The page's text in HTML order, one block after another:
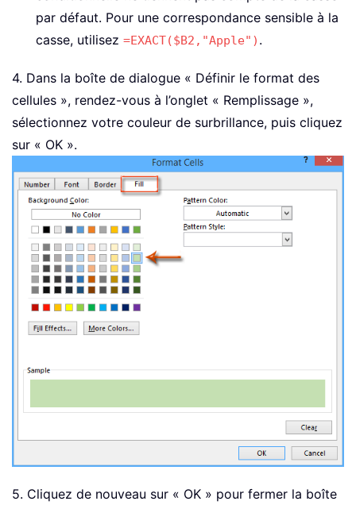
par défaut. Pour une correspondance sensible à la
casse, utilisez =EXACT($B2,"Apple") .
4. Dans la boîte de dialogue « Définir le format des
cellules », rendez-vous à l’onglet « Remplissage »,
sélectionnez votre couleur de surbrillance, puis cliquez
sur « OK ».
5. Cliquez de nouveau sur « OK » pour fermer la boîte